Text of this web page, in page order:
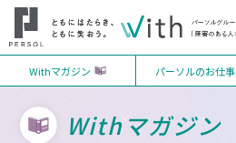
Withマガジン パーソルのお仕事
Withマガジン